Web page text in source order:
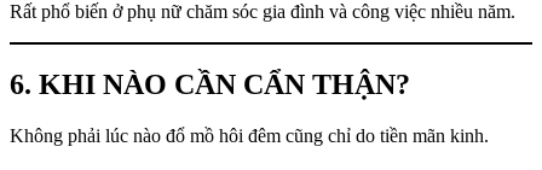
Rất phổ biến ở phụ nữ chăm sóc gia đình và công việc nhiều năm.
6. KHI NÀO CẦN CẨN THẬN?
Không phải lúc nào đổ mồ hôi đêm cũng chỉ do tiền mãn kinh.